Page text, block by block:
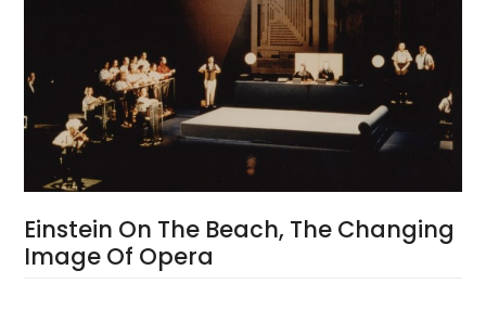
Einstein On The Beach, The Changing
Image Of Opera